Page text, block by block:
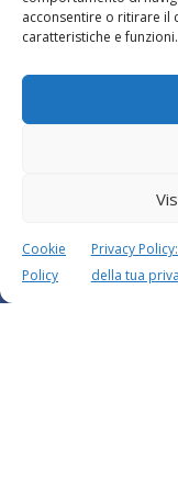
acconsentire o ritirare il
caratteristiche e funzioni.
Cookie
Policy
Privacy
della tua